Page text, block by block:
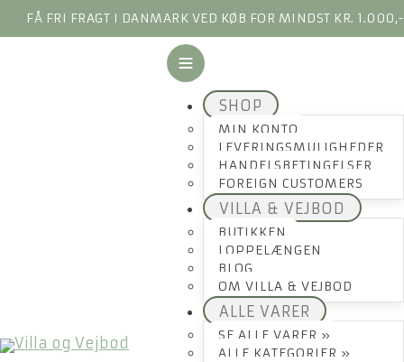
FÅ FRI FRAGT I DANMARK VED KØB FOR MINDST KR. 1.000,-
SHOP
MIN KONTO
LEVERINGSMULIGHEDER
HANDELSBETINGELSER
FOREIGN CUSTOMERS
VILLA & VEJBOD
BUTIKKEN
LOPPELÆNGEN
BLOG
OM VILLA & VEJBOD
ALLE VARER
SE ALLE VARER »
ALLE KATEGORIER »